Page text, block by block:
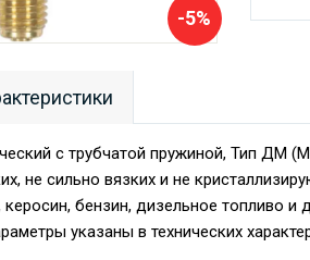
-5%
с трубчатой пружиной, Тип ДМ
не сильно вязких и не
керосин, бензин, дизельное топливо
указаны в технических